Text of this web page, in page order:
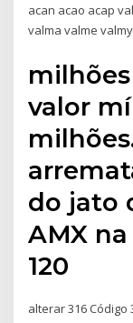
acan acao acap
valma valme
valor
do jato
AMX
120
alterar 316 Código